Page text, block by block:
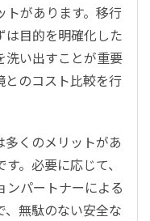
トがあります。移行
は目的を明確化した
洗い出すことが重要
とのコスト比較を行
多くのメリットがあ
。必要に応じて、
ンパートナーによる
、無駄のない安全な